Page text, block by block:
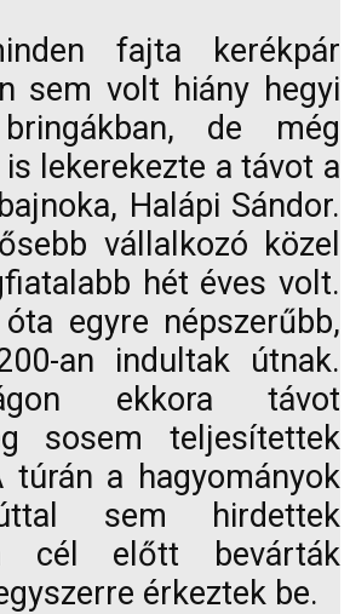
fajta kerékpár
sem volt hiány hegyi
de még
lekerekezte a távot a
Halápi Sándor.
vállalkozó közel
hét éves volt.
egyre népszerűbb,
an indultak útnak.
ekkora távot
sosem teljesítettek
túrán a hagyományok
sem hirdettek
cél előtt bevárták
érkeztek be.